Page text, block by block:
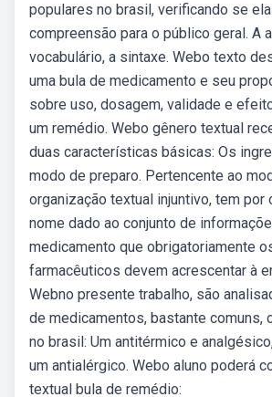
populares no brasil, verificando se
compreensão para o público geral. A
vocabulário, a sintaxe. Webo texto
uma bula de medicamento e seu
sobre uso, dosagem, validade e
um remédio. Webo gênero textual
duas características básicas: Os
modo de preparo. Pertencente ao
organização textual injuntivo, tem por
nome dado ao conjunto de
medicamento que obrigatoriamente
farmacêuticos devem acrescentar à
Webno presente trabalho, são
de medicamentos, bastante comuns,
no brasil: Um antitérmico e
um antialérgico. Webo aluno poderá
textual bula de remédio: